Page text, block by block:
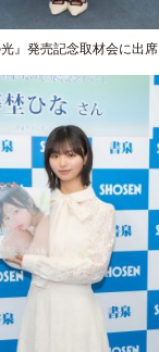
』発売記念取材会に出席